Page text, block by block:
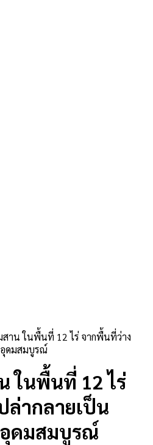
สาน ในพื้นที่ 12 ไร่ จากพื้นที่ว่าง
ดมสมบูรณ์
ในพื้นที่ 12 ไร่
ล่ากลายเป็น
ดมสมบูรณ์